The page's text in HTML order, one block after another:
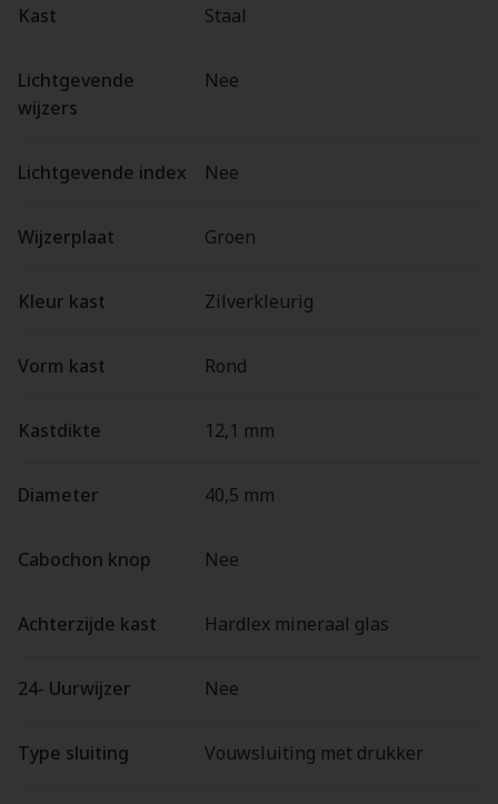
Kast Staal
Lichtgevende
wijzers
Nee
Lichtgevende index Nee
Wijzerplaat Groen
Kleur kast Zilverkleurig
Vorm kast Rond
Kastdikte 12,1 mm
Diameter 40,5 mm
Cabochon knop Nee
Achterzijde kast Hardlex mineraal glas
24- Uurwijzer Nee
Type sluiting Vouwsluiting met drukker